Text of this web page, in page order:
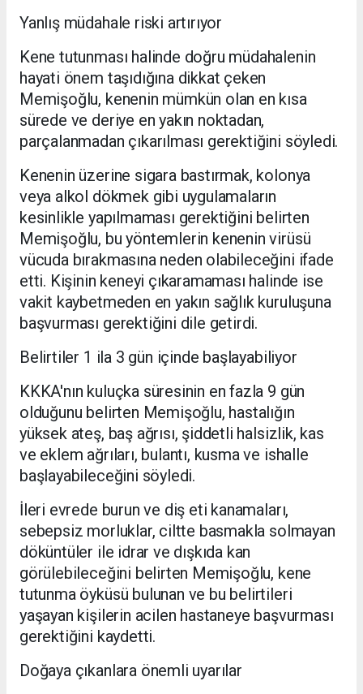
Yanlış müdahale riski artırıyor
Kene tutunması halinde doğru müdahalenin
hayati önem taşıdığına dikkat çeken
Memişoğlu, kenenin mümkün olan en kısa
sürede ve deriye en yakın noktadan,
parçalanmadan çıkarılması gerektiğini söyledi.
Kenenin üzerine sigara bastırmak, kolonya
veya alkol dökmek gibi uygulamaların
kesinlikle yapılmaması gerektiğini belirten
Memişoğlu, bu yöntemlerin kenenin virüsü
vücuda bırakmasına neden olabileceğini ifade
etti. Kişinin keneyi çıkaramaması halinde ise
vakit kaybetmeden en yakın sağlık kuruluşuna
başvurması gerektiğini dile getirdi.
Belirtiler 1 ila 3 gün içinde başlayabiliyor
KKKA'nın kuluçka süresinin en fazla 9 gün
olduğunu belirten Memişoğlu, hastalığın
yüksek ateş, baş ağrısı, şiddetli halsizlik, kas
ve eklem ağrıları, bulantı, kusma ve ishalle
başlayabileceğini söyledi.
İleri evrede burun ve diş eti kanamaları,
sebepsiz morluklar, ciltte basmakla solmayan
döküntüler ile idrar ve dışkıda kan
görülebileceğini belirten Memişoğlu, kene
tutunma öyküsü bulunan ve bu belirtileri
yaşayan kişilerin acilen hastaneye başvurması
gerektiğini kaydetti.
Doğaya çıkanlara önemli uyarılar